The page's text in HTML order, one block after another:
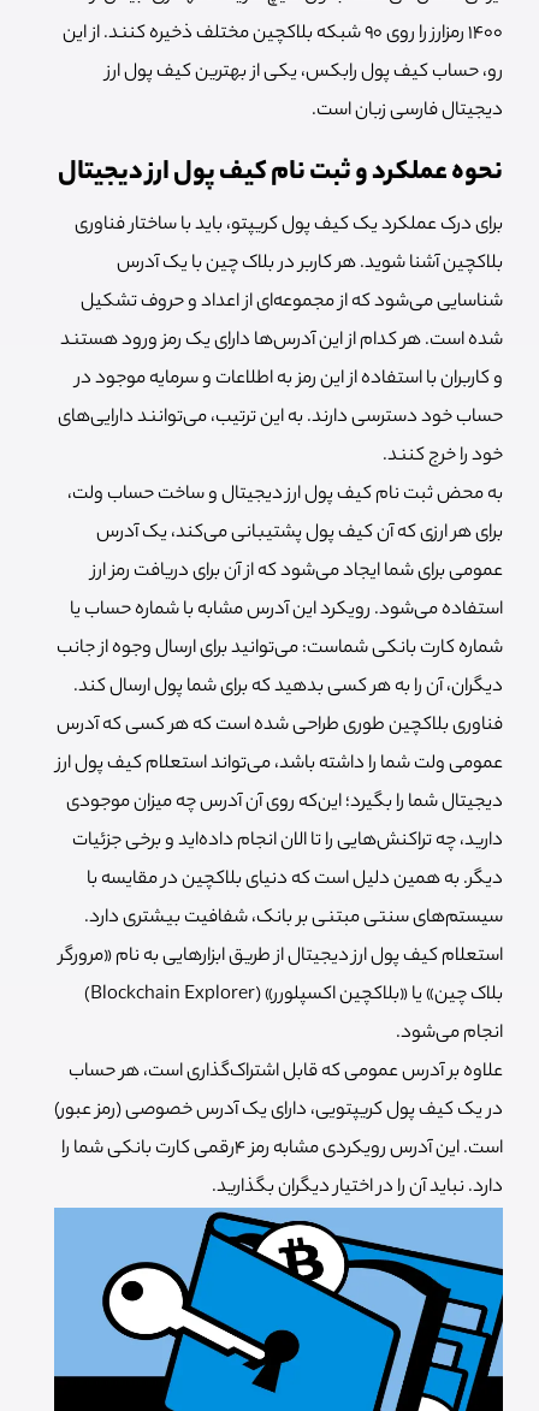
1400 رمزارز را روی 90 شبکه بلاکچین مختلف ذخیره کنند. از این
رو، حساب کیف پول رابکس، یکی از بهترین کیف پول ارز
دیجیتال فارسی زبان است.
نحوه عملکرد و ثبت نام کیف پول ارز دیجیتال
برای درک عملکرد یک کیف پول کریپتو، باید با ساختار فناوری
بلاکچین آشنا شوید. هر کاربر در بلاک چین با یک آدرس
شناسایی می‌شود که از مجموعه‌ای از اعداد و حروف تشکیل
شده است. هر کدام از این آدرس‌ها دارای یک رمز ورود هستند
و کاربران با استفاده از این رمز به اطلاعات و سرمایه موجود در
حساب خود دسترسی دارند. به این ترتیب، می‌توانند دارایی‌های
خود را خرج کنند.
به محض ثبت نام کیف پول ارز دیجیتال و ساخت حساب ولت،
برای هر ارزی که آن کیف پول پشتیبانی می‌کند، یک آدرس
عمومی برای شما ایجاد می‌شود که از آن برای دریافت رمز ارز
استفاده می‌شود. رویکرد این آدرس مشابه با شماره حساب یا
شماره کارت بانکی شماست: می‌توانید برای ارسال وجوه از جانب
دیگران، آن را به هر کسی بدهید که برای شما پول ارسال کند.
فناوری بلاکچین طوری طراحی شده است که هر کسی که آدرس
عمومی ولت شما را داشته باشد، می‌تواند استعلام کیف پول ارز
دیجیتال شما را بگیرد؛ این‌که روی آن آدرس چه میزان موجودی
دارید، چه تراکنش‌هایی را تا الان انجام داده‌اید و برخی جزئیات
دیگر. به همین دلیل است که دنیای بلاکچین در مقایسه با
سیستم‌های سنتی مبتنی بر بانک، شفافیت بیشتری دارد.
استعلام کیف پول ارز دیجیتال از طریق ابزارهایی به نام «مرورگر
بلاک چین» یا «بلاکچین اکسپلورر» (Blockchain Explorer)
انجام می‌شود.
علاوه بر آدرس عمومی که قابل اشتراک‌گذاری است، هر حساب
در یک کیف پول کریپتویی، دارای یک آدرس خصوصی (رمز عبور)
است. این آدرس رویکردی مشابه رمز ۴رقمی کارت بانکی شما را
دارد. نباید آن را در اختیار دیگران بگذارید.